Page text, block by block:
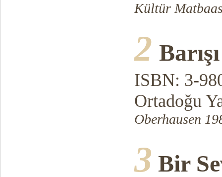
Kültür
2
ISBN: 3-
Ortadoğu
Oberhausen
3 Bir